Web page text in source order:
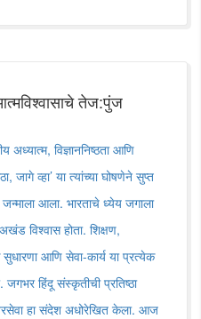
तेज:पुंज
अध्यात्म, विज्ञाननिष्ठता आणि
जागे व्हा‌’ या त्यांच्या घोषणेने सुप्त
जन्माला आला. भारताचे ध्येय जगाला
विश्वास होता. शिक्षण,
आणि सेवा-कार्य या प्रत्येक
जगभर हिंदू संस्कृतीची प्रतिष्ठा
हा संदेश अधोरेखित केला. आज